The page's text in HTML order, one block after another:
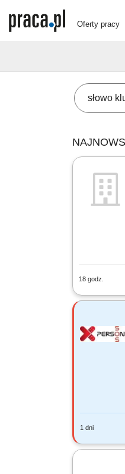
Oferty pracy
18 godz.
1 dni